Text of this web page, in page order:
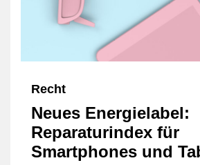
Recht
Neues Energielabel:
Reparaturindex für
Smartphones und